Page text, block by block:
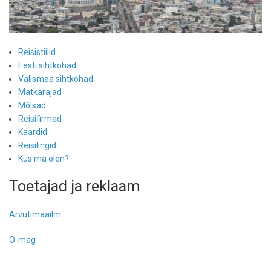
Reisistiilid
Eesti sihtkohad
Välismaa sihtkohad
Matkarajad
Mõisad
Reisifirmad
Kaardid
Reisilingid
Kus ma olen?
Toetajad ja reklaam
Arvutimaailm
O-mag